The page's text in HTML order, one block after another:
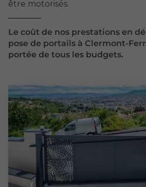
être motorisés.
Le coût de nos prestations en
pose de portails à Clermont-
portée de tous les budgets.